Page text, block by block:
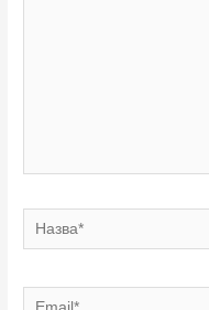
Назва*
Email*